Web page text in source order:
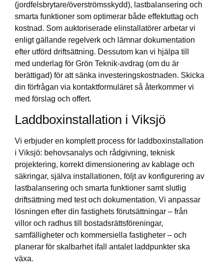
(jordfelsbrytare/överströmsskydd), lastbalansering och
smarta funktioner som optimerar både effektuttag och
kostnad. Som auktoriserade elinstallatörer arbetar vi
enligt gällande regelverk och lämnar dokumentation
efter utförd driftsättning. Dessutom kan vi hjälpa till
med underlag för Grön Teknik-avdrag (om du är
berättigad) för att sänka investeringskostnaden. Skicka
din förfrågan via kontaktformuläret så återkommer vi
med förslag och offert.
Laddboxinstallation i Viksjö
Vi erbjuder en komplett process för laddboxinstallation
i Viksjö: behovsanalys och rådgivning, teknisk
projektering, korrekt dimensionering av kablage och
säkringar, själva installationen, följt av konfigurering av
lastbalansering och smarta funktioner samt slutlig
driftsättning med test och dokumentation. Vi anpassar
lösningen efter din fastighets förutsättningar – från
villor och radhus till bostadsrättsföreningar,
samfälligheter och kommersiella fastigheter – och
planerar för skalbarhet ifall antalet laddpunkter ska
växa.